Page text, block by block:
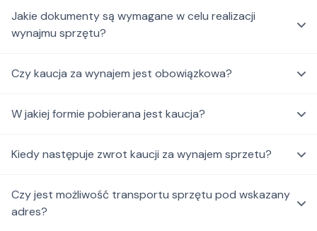
Jakie dokumenty są wymagane w celu realizacji
wynajmu sprzętu?
Czy kaucja za wynajem jest obowiązkowa?
W jakiej formie pobierana jest kaucja?
Kiedy następuje zwrot kaucji za wynajem sprzetu?
Czy jest możliwość transportu sprzętu pod wskazany
adres?